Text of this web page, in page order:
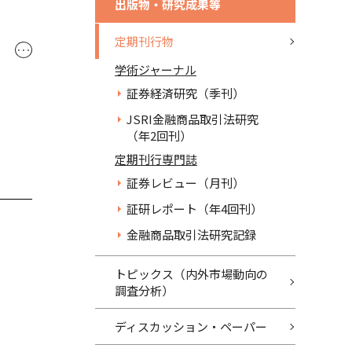
･･･
出版物・研究成果等
定期刊行物
学術ジャーナル
証券経済研究（季刊）
JSRI金融商品取引法研究
（年2回刊）
定期刊行専門誌
証券レビュー（月刊）
証研レポート（年4回刊）
金融商品取引法研究記録
トピックス（内外市場動向の
調査分析）
ディスカッション・ペーパー